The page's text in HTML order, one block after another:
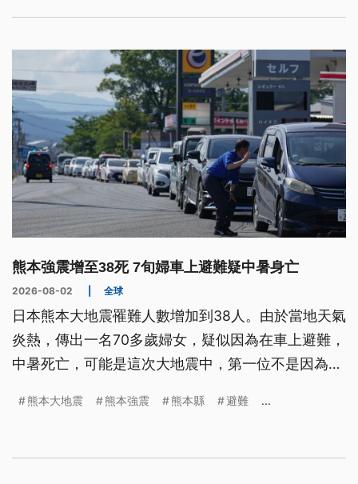
熊本強震增至38死 7旬婦車上避難疑中暑身亡
2026-08-02 全球
日本熊本大地震罹難人數增加到38人。由於當地天氣
炎熱，傳出一名70多歲婦女，疑似因為在車上避難，
中暑死亡，可能是這次大地震中，第一位不是因為地
熊本大地震 熊本強震 熊本縣 避難 ...